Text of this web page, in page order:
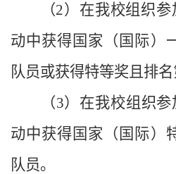
（2）在我校组织
动中获得国家（国际）
队员或获得特等奖且排名
（3）在我校组织
动中获得国家（国际）
队员。